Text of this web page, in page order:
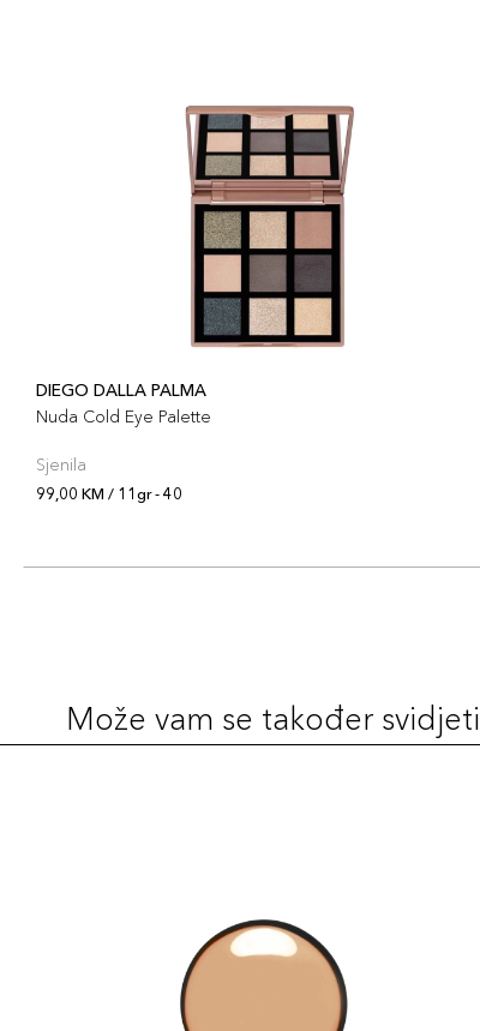
DIEGO DALLA PALMA
Nuda Cold Eye Palette
Sjenila
99,00 KM / 11gr - 40
Može vam se također svidjeti